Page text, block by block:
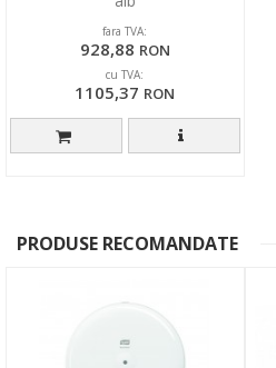
fara TVA:
928,88 RON
cu TVA:
1105,37 RON
PRODUSE RECOMANDATE